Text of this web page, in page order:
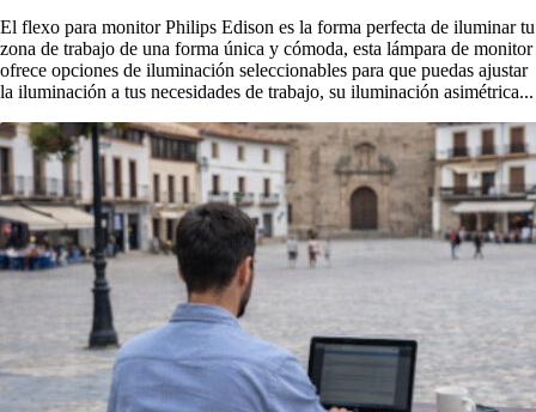
El flexo para monitor Philips Edison es la forma perfecta de iluminar tu
zona de trabajo de una forma única y cómoda, esta lámpara de monitor
ofrece opciones de iluminación seleccionables para que puedas ajustar
la iluminación a tus necesidades de trabajo, su iluminación asimétrica...